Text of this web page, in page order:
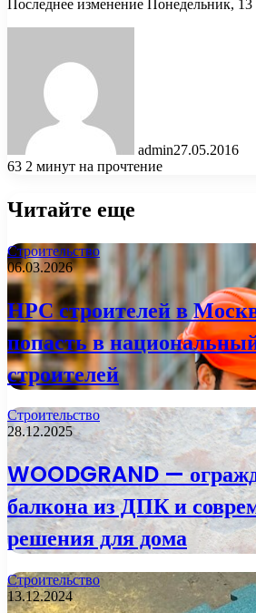
Последнее изменение Понедельник,
admin27.05.2016
63 2 минут на прочтение
Читайте еще
Строительство
06.03.2026
НРС строителей в
попасть в
строителей
Строительство
28.12.2025
WOODGRAND —
балкона из ДПК и
решения для дома
Строительство
13.12.2024